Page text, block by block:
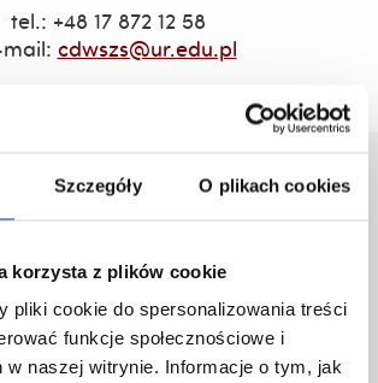
Szczegóły O plikach cookies
korzysta z plików cookie
pliki cookie do spersonalizowania treści
funkcje społecznościowe i
w naszej witrynie. Informacje o tym, jak
tel.: +48 17 872 12 58
cdwszs@ur.edu.pl
Rzeszowski
Rejtana 16C